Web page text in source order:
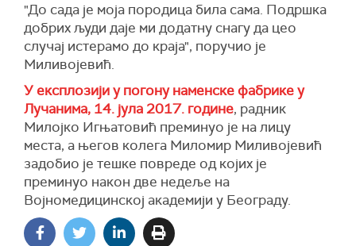
"До сада је моја породица била сама. Подршка
добрих људи даје ми додатну снагу да цео
случај истерамо до краја", поручио је
Миливојевић.
У експлозији у погону наменске фабрике у
Лучанима, 14. јула 2017. године, радник
Милојко Игњатовић преминуо је на лицу
места, а његов колега Миломир Миливојевић
задобио је тешке повреде од којих је
преминуо након две недеље на
Војномедицинској академији у Београду.